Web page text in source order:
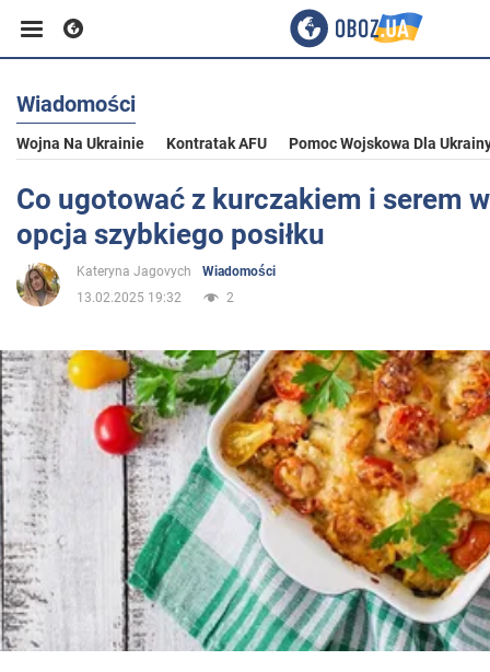
Biznes
Sport
Rozrywka
Polityka
Społeczeństwo
Wojna na Ukrainie
Świat
Wiadomości
Wojna Na Ukrainie Kontratak AFU Pomoc Wojskowa Dla
Co ugotować z kurczakiem i serem
opcja szybkiego posiłku
Kateryna Jagovych
Wiadomości
13.02.2025 19:32
2